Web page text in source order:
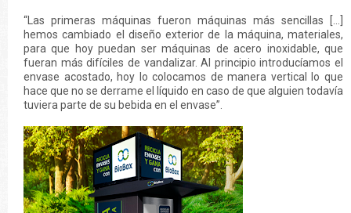
“Las primeras máquinas fueron máquinas más sencillas […]
hemos cambiado el diseño exterior de la máquina, materiales,
para que hoy puedan ser máquinas de acero inoxidable, que
fueran más difíciles de vandalizar. Al principio introducíamos el
envase acostado, hoy lo colocamos de manera vertical lo que
hace que no se derrame el líquido en caso de que alguien todavía
tuviera parte de su bebida en el envase”.